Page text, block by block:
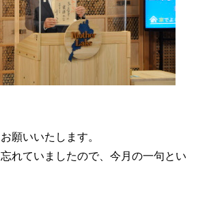
願いいたします。
れていましたので、今月の一句とい